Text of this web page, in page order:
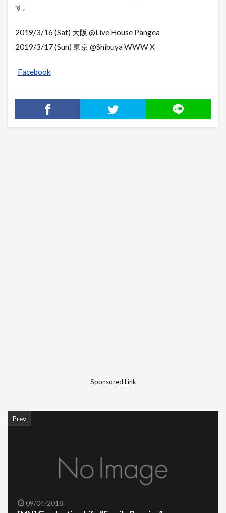
す。
2019/3/16 (Sat) 大阪 @Live House Pangea
2019/3/17 (Sun) 東京 @Shibuya WWW X
Facebook
Sponsored Link
Prev
09/04/2018